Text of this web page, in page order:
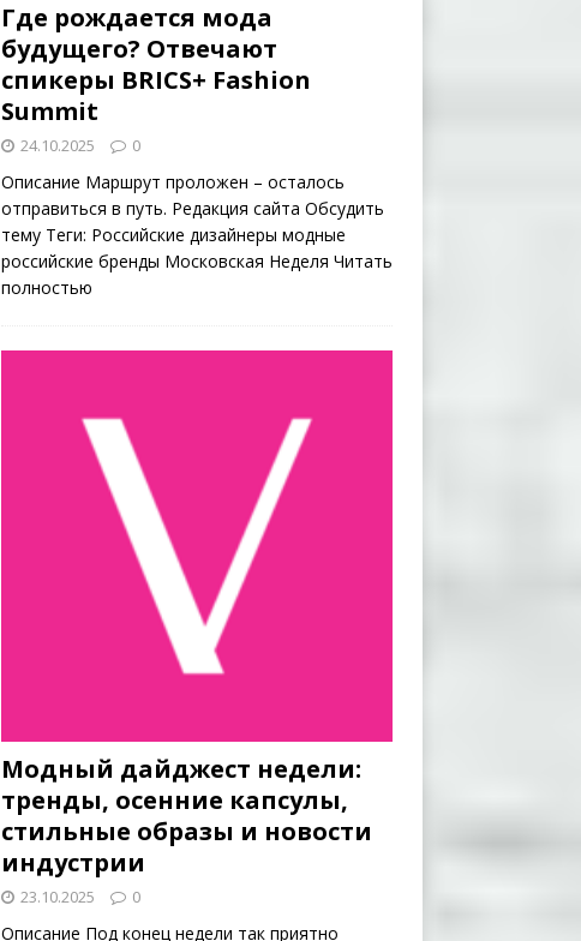
Где рождается мода
будущего? Отвечают
спикеры BRICS+ Fashion
Summit
24.10.2025 0
Описание Маршрут проложен – осталось
отправиться в путь. Редакция сайта Обсудить
тему Теги: Российские дизайнеры модные
российские бренды Московская Неделя Читать
полностью
Модный дайджест недели:
тренды, осенние капсулы,
стильные образы и новости
индустрии
23.10.2025 0
Описание Под конец недели так приятно